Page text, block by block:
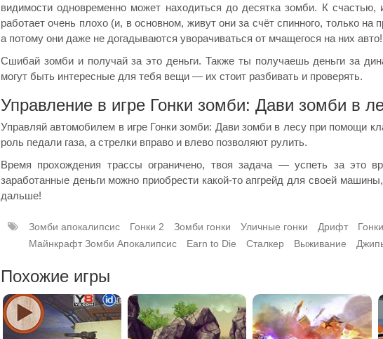
видимости одновременно может находиться до десятка зомби. К счастью,
работает очень плохо (и, в основном, живут они за счёт спинного, только на
а потому они даже не догадываются уворачиваться от мчащегося на них авто!
Сшибай зомби и получай за это деньги. Также ты получаешь деньги за
могут быть интересные для тебя вещи — их стоит разбивать и проверять.
Управление в игре Гонки зомби: Дави зомби в
Управляй автомобилем в игре Гонки зомби: Дави зомби в лесу при помощи
роль педали газа, а стрелки вправо и влево позволяют рулить.
Время прохождения трассы ограничено, твоя задача — успеть за это
заработанные деньги можно приобрести какой-то апгрейд для своей
дальше!
Зомби апокалипсис Гонки 2 Зомби гонки Уличные гонки Дрифт
Майнкрафт Зомби Апокалипсис
Earn to Die Сталкер Выживание
Похожие игры